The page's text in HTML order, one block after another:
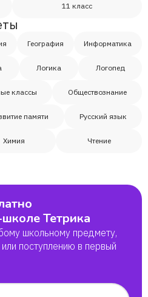
11 класс
География Информатика
Логика Логопед
классы Обществознание
памяти Русский язык
Химия Чтение
Тетрика
школьному предмету,
поступлению в первый